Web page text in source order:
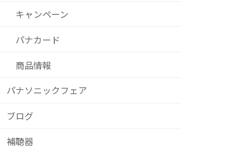
キャンペーン
パナカード
商品情報
パナソニックフェア
ブログ
補聴器